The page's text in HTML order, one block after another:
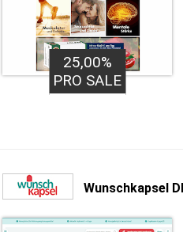
25,00%
PRO SALE
Wunschkapsel